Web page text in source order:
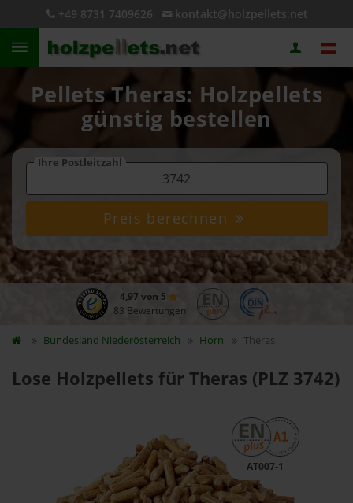
+49 8731 7409626 kontakt@holzpellets.net
Pellets Theras: Holzpellets
günstig bestellen
Ihre Postleitzahl
Preis berechnen
4,97 von 5
83 Bewertungen
Bundesland Niederösterreich Horn Theras
Lose Holzpellets für Theras (PLZ 3742)
AT007-1